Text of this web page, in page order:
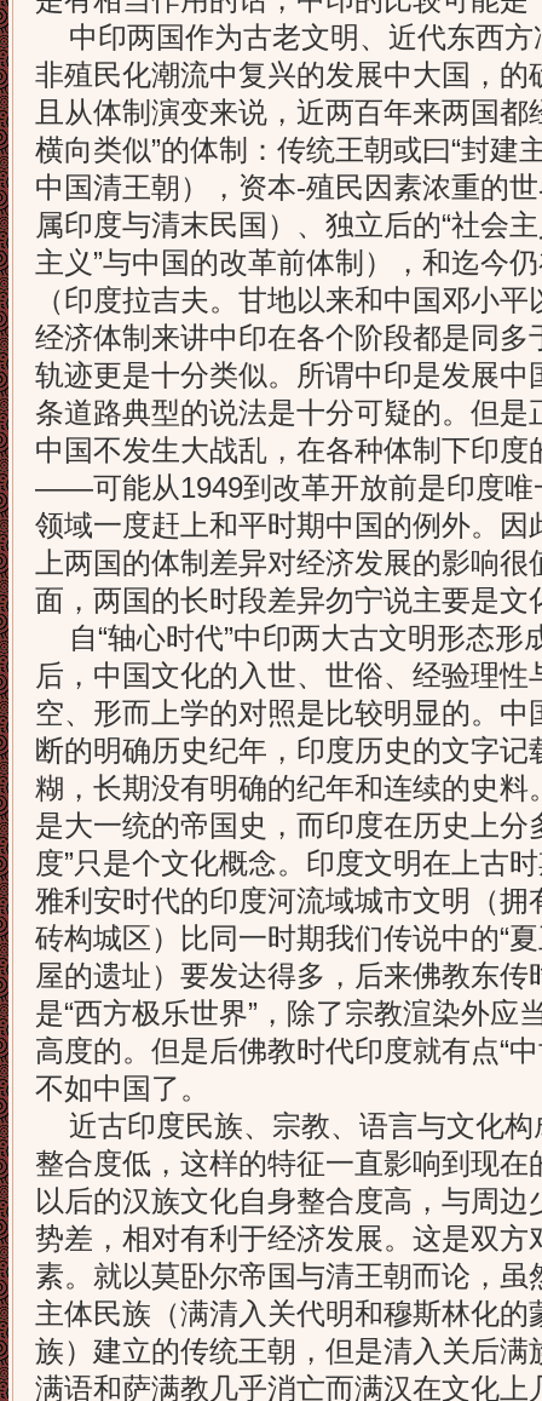
中印两国作为古老文明、近代东西方
非殖民化潮流中复兴的发展中大国，的
且从体制演变来说，近两百年来两国都
横向类似”的体制：传统王朝或曰“封建
中国清王朝），资本-殖民因素浓重的
属印度与清末民国）、独立后的“社会
主义”与中国的改革前体制），和迄今
（印度拉吉夫。甘地以来和中国邓小
经济体制来讲中印在各个阶段都是同多
轨迹更是十分类似。所谓中印是发展中
条道路典型的说法是十分可疑的。但是
中国不发生大战乱，在各种体制下印度
——可能从1949到改革开放前是印度唯
领域一度赶上和平时期中国的例外。因
上两国的体制差异对经济发展的影响
面，两国的长时段差异勿宁说主要是文
自“轴心时代”中印两大古文明形态形
后，中国文化的入世、世俗、经验理
空、形而上学的对照是比较明显的。
断的明确历史纪年，印度历史的文字
糊，长期没有明确的纪年和连续的史料
是大一统的帝国史，而印度在历史上分
度”只是个文化概念。印度文明在上古
雅利安时代的印度河流域城市文明（
砖构城区）比同一时期我们传说中的“
屋的遗址）要发达得多，后来佛教东传
是“西方极乐世界”，除了宗教渲染外应
高度的。但是后佛教时代印度就有点“
不如中国了。
近古印度民族、宗教、语言与文化构
整合度低，这样的特征一直影响到现
以后的汉族文化自身整合度高，与周
势差，相对有利于经济发展。这是双方
素。就以莫卧尔帝国与清王朝而论，
主体民族（满清入关代明和穆斯林化
族）建立的传统王朝，但是清入关后满
满语和萨满教几乎消亡而满汉在文化上